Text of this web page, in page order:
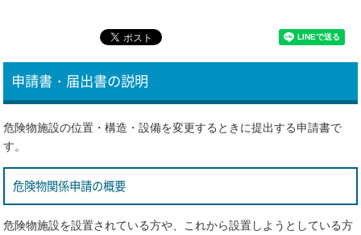
申請書・届出書の説明
危険物施設の位置・構造・設備を変更するときに提出する申請書で
す。
危険物関係申請の概要
危険物施設を設置されている方や、これから設置しようとしている方